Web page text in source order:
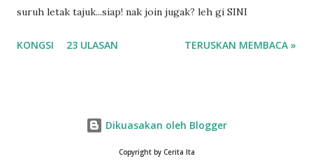
suruh letak tajuk...siap! nak join jugak? leh gi SINI
KONGSI 23 ULASAN TERUSKAN MEMBACA »
Dikuasakan oleh Blogger
Copyright by Cerita Ita